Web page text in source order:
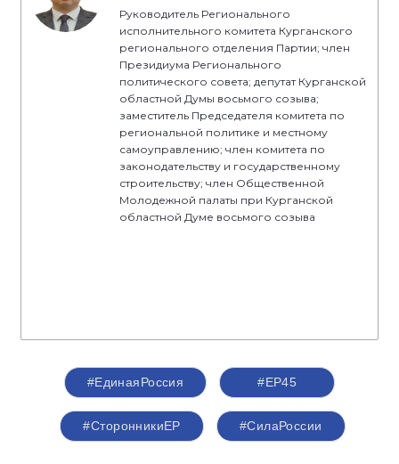
Руководитель Регионального
исполнительного комитета Курганского
регионального отделения Партии; член
Президиума Регионального
политического совета; депутат Курганской
областной Думы восьмого созыва;
заместитель Председателя комитета по
региональной политике и местному
самоуправлению; член комитета по
законодательству и государственному
строительству; член Общественной
Молодежной палаты при Курганской
областной Думе восьмого созыва
#‎ЕдинаяРоссия #ЕР45
#СторонникиЕР #СилаРоссии